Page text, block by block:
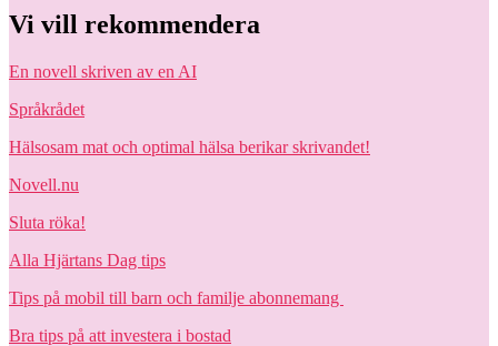
Vi vill rekommendera
En novell skriven av en AI
Språkrådet
Hälsosam mat och optimal hälsa berikar skrivandet!
Novell.nu
Sluta röka!
Alla Hjärtans Dag tips
Tips på mobil till barn och familje abonnemang
Bra tips på att investera i bostad